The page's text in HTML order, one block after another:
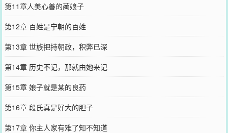
第11章人美心善的蔺娘子
第12章 百姓是宁朝的百姓
第13章 世族把持朝政，积弊已深
第14章 历史不记，那就由她来记
第15章 娘子就是某的良药
第16章 段氏真是好大的胆子
第17章 你主人家有难了知不知道